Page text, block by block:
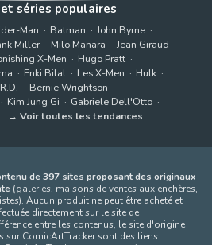
séries populaires
Man Batman
John Byrne
Miller Milo Manara
Jean Giraud
X-Men
Hugo Pratt
Enki Bilal Les X-Men
Hulk
Bernie Wrightson
Kim Jung Gi
Gabriele Dell'Otto
Voir toutes les tendances
de 397 sites proposant des originaux
(galeries, maisons de ventes aux enchères,
Aucun produit ne peut être acheté et
directement sur le site de
entre les contenus, le site d'origine
sur ComicArtTracker sont des liens